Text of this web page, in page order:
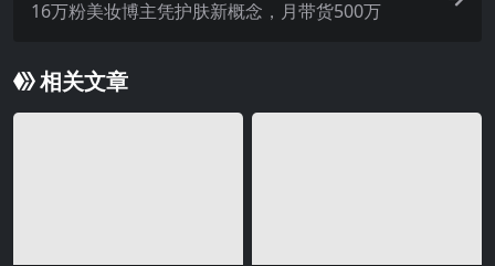
16万粉美妆博主凭护肤新概念，月带货500万
相关文章